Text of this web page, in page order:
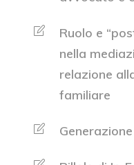
Ruolo e
nella
relazione
familiare